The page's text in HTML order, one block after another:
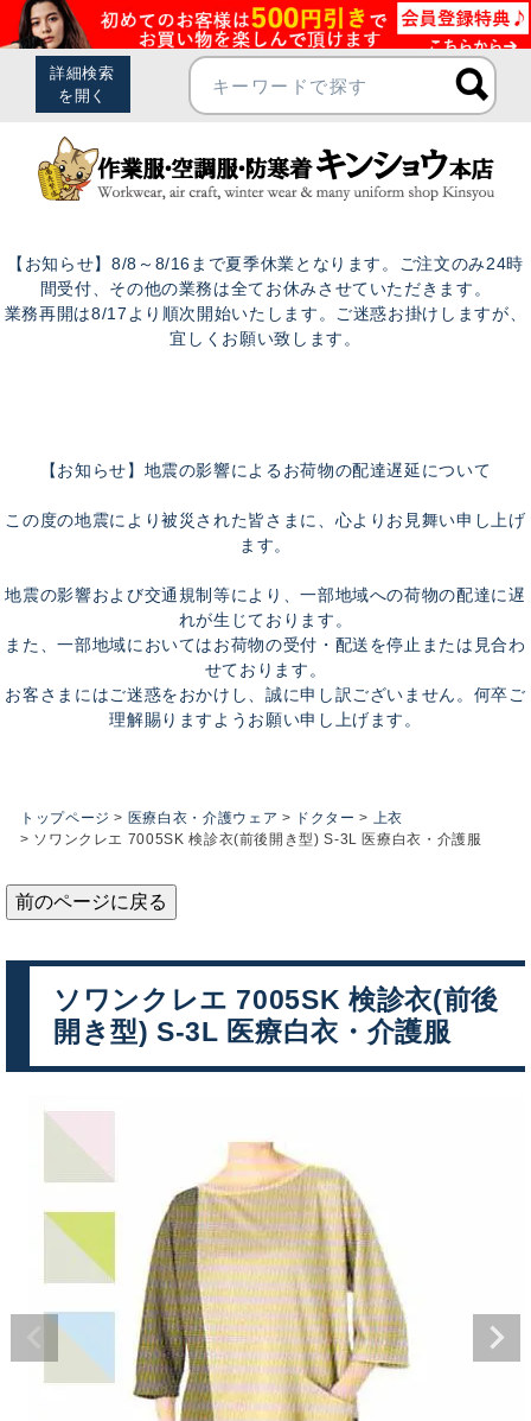
【お知らせ】8/8～8/16まで夏季休業となります。ご注文のみ24時
間受付、その他の業務は全てお休みさせていただきます。
業務再開は8/17より順次開始いたします。ご迷惑お掛けしますが、
宜しくお願い致します。
【お知らせ】地震の影響によるお荷物の配達遅延について
この度の地震により被災された皆さまに、心よりお見舞い申し上げ
ます。
地震の影響および交通規制等により、一部地域への荷物の配達に遅
れが生じております。
また、一部地域においてはお荷物の受付・配送を停止または見合わ
せております。
お客さまにはご迷惑をおかけし、誠に申し訳ございません。何卒ご
理解賜りますようお願い申し上げます。
トップページ 医療白衣・介護ウェア ドクター
上衣
ソワンクレエ 7005SK 検診衣(前後開き型) S-3L 医療白衣・介護服
前のページに戻る
ソワンクレエ 7005SK 検診衣(前後
開き型) S-3L 医療白衣・介護服